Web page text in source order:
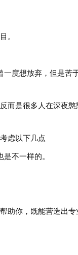
。
度想放弃，但是苦
是很多人在深夜憨
虑以下几点
不一样的。
你，既能营造出专